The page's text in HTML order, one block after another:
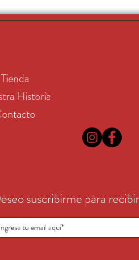
Tienda
Historia
suscribirme para